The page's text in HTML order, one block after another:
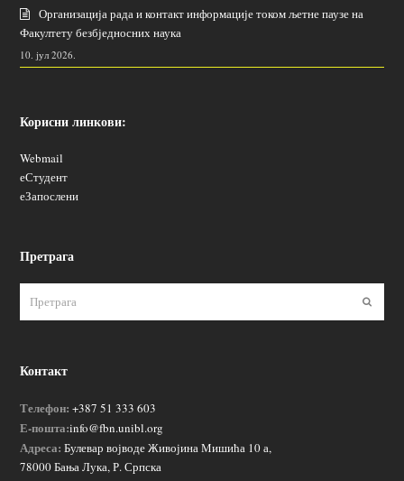
Организација рада и контакт информације током љетне паузе на
Факултету безбједносних наука
10. јул 2026.
Корисни линкови:
Webmail
еСтудент
еЗапослени
Претрага
Контакт
Телефон: +387 51 333 603
Е-пошта:info@fbn.unibl.org
Адреса: Булевар војводе Живојина Мишића 10 а,
78000 Бања Лука, Р. Српска